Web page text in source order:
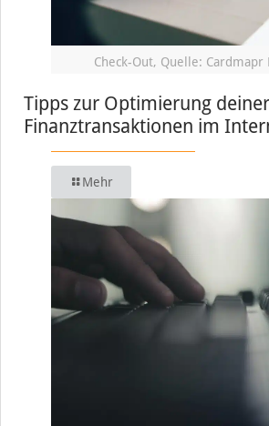
Check-Out, Quelle: Cardmapr
Tipps zur Optimierung deiner
Finanztransaktionen im
Mehr